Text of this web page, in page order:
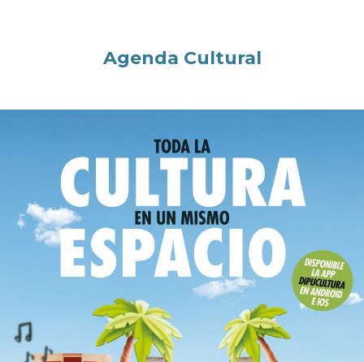
Agenda Cultural